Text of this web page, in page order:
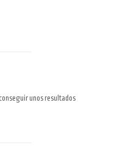
unos resultados